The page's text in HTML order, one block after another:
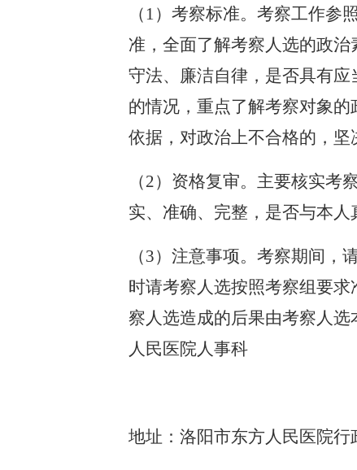
（ 1）考察标准。考察工作参
准，全面了解考察人选的政
守法、廉洁自律，是否具有
的情况，重点了解考察对象
依据，对政治上不合格的，坚
（2）资格复审。主要核实考
实、准确、完整，是否与本人
（3）注意事项。考察期间，
时请考察人选按照考察组要
察人选造成的后果由考察人
人民医院人事科
地址：洛阳市东方人民医院行